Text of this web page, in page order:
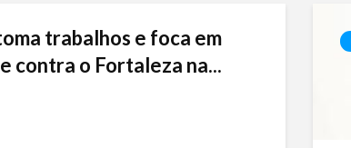
trabalhos e foca em
contra o Fortaleza na...